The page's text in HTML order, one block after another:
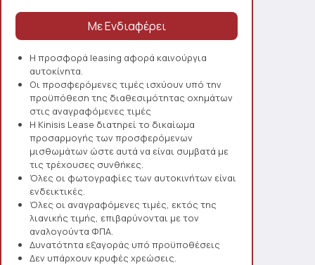
Η προσφορά leasing αφορά καινούργια
αυτοκίνητα.
Οι προσφερόμενες τιμές ισχύουν υπό την
προϋπόθεση της διαθεσιμότητας οχημάτων
στις αναγραφόμενες τιμές
Η Kinisis Lease διατηρεί το δικαίωμα
προσαρμογής των προσφερόμενων
μισθωμάτων ώστε αυτά να είναι συμβατά με
τις τρέχουσες συνθήκες.
Όλες οι φωτογραφίες των αυτοκινήτων είναι
ενδεικτικές.
Όλες οι αναγραφόμενες τιμές, εκτός της
λιανικής τιμής, επιβαρύνονται με τον
αναλογούντα ΦΠΑ.
Δυνατότητα εξαγοράς υπό προϋποθέσεις
Δεν υπάρχουν κρυφές χρεώσεις.